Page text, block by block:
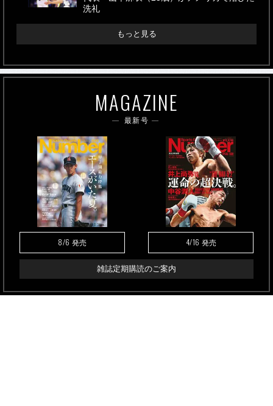
洗礼
もっと見る
MAGAZINE
最新号
8/6 発売 4/16 発売
雑誌定期購読のご案内